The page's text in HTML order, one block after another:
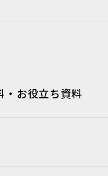
・お役立ち資料